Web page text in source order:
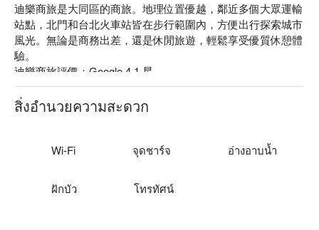
迪樂商旅是大同區的商旅。地理位置優越，鄰近多個大眾運輸
站點，北門和台北火車站皆在步行範圍內，方便出行探索城市
風光。無論是商務出差，還是休閒旅遊，輕鬆享受優質休憩體
驗。
迪樂商旅評價：Google 4.1 星
迪樂商旅推薦：結合舒適與便利，周邊有眾多不容錯過的景
點，美食購物選擇豐富的西門町，歷史文化氣息濃厚的迪化街
您可以盡情暢遊台北，創造難忘回憶。
สิ่งอำนวยความสะดวก
Wi-Fi จุดชาร์จ อ่างอาบน้ำ
ฝักบัว โทรทัศน์